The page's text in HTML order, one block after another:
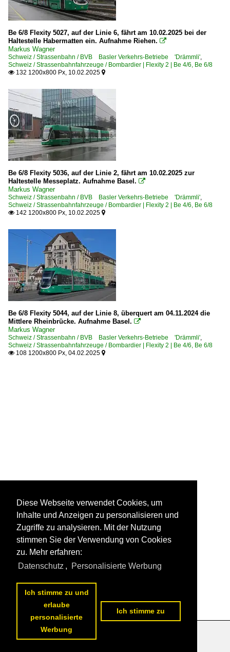
Be 6/8 Flexity 5027, auf der Linie 6, fährt am 10.02.2025 bei der
Haltestelle Habermatten ein. Aufnahme Riehen. 
Markus Wagner
Schweiz / Strassenbahn / BVB Basler Verkehrs-Betriebe 'Drämmli',
Schweiz / Strassenbahnfahrzeuge / Bombardier | Flexity 2 | Be 4/6, Be 6/8
 132 1200x800 Px, 10.02.2025 
Be 6/8 Flexity 5036, auf der Linie 2, fährt am 10.02.2025 zur
Haltestelle Messeplatz. Aufnahme Basel. 
Markus Wagner
Schweiz / Strassenbahn / BVB Basler Verkehrs-Betriebe 'Drämmli',
Schweiz / Strassenbahnfahrzeuge / Bombardier | Flexity 2 | Be 4/6, Be 6/8
 142 1200x800 Px, 10.02.2025 
Be 6/8 Flexity 5044, auf der Linie 8, überquert am 04.11.2024 die
Mittlere Rheinbrücke. Aufnahme Basel. 
Markus Wagner
Schweiz / Strassenbahn / BVB Basler Verkehrs-Betriebe 'Drämmli',
Schweiz / Strassenbahnfahrzeuge / Bombardier | Flexity 2 | Be 4/6, Be 6/8
 108 1200x800 Px, 04.02.2025 
Datenschutzerklärung
Diese Webseite verwendet Cookies, um
Inhalte und Anzeigen zu personalisieren und
Zugriffe zu analysieren. Mit der Nutzung
stimmen Sie der Verwendung von Cookies
zu. Mehr erfahren:
Datenschutz , Personalisierte Werbung
Ich stimme zu und
erlaube
personalisierte
Werbung
Ich stimme zu